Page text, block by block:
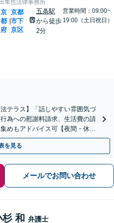
隼也法律事務所
京
都
府
京都
市下
京区
五条駅
から徒歩
2分
営業時間：09:00~
19:00（土日祝日）
テラス】「話しやすい雰囲気づ
為への慰謝料請求、生活費の請
めもアドバイス可【夜間・休日
2分】
を見る
メールでお問い合わせ
杉 和 弁護士